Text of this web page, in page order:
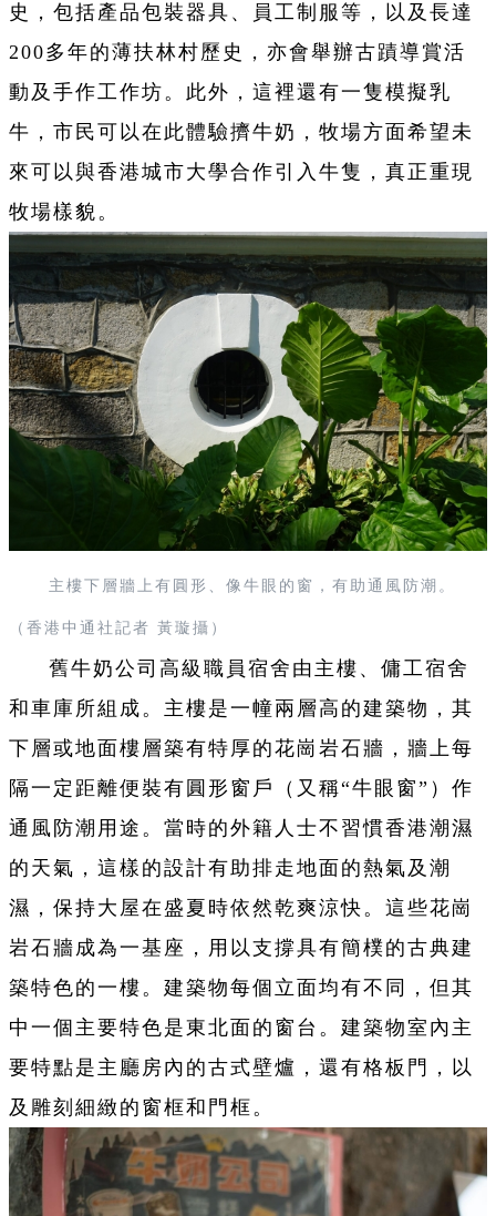
史，包括產品包裝器具、員工制服等，以及長達
200多年的薄扶林村歷史，亦會舉辦古蹟導賞活
動及手作工作坊。此外，這裡還有一隻模擬乳
牛，市民可以在此體驗擠牛奶，牧場方面希望未
來可以與香港城市大學合作引入牛隻，真正重現
牧場樣貌。
主樓下層牆上有圓形、像牛眼的窗，有助通風防潮。
（香港中通社記者 黃璇攝）
舊牛奶公司高級職員宿舍由主樓、傭工宿舍
和車庫所組成。主樓是一幢兩層高的建築物，其
下層或地面樓層築有特厚的花崗岩石牆，牆上每
隔一定距離便裝有圓形窗戶（又稱“牛眼窗”）作
通風防潮用途。當時的外籍人士不習慣香港潮濕
的天氣，這樣的設計有助排走地面的熱氣及潮
濕，保持大屋在盛夏時依然乾爽涼快。這些花崗
岩石牆成為一基座，用以支撐具有簡樸的古典建
築特色的一樓。建築物每個立面均有不同，但其
中一個主要特色是東北面的窗台。建築物室內主
要特點是主廳房內的古式壁爐，還有格板門，以
及雕刻細緻的窗框和門框。